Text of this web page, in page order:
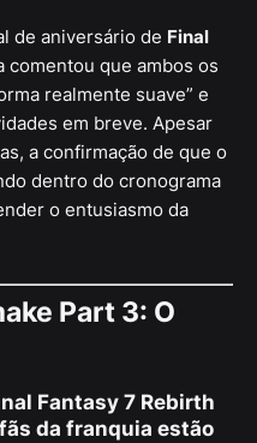
de aniversário de Final
comentou que ambos os
realmente suave” e
em breve. Apesar
a confirmação de que o
dentro do cronograma
o entusiasmo da
Part 3: O
Fantasy 7 Rebirth
da franquia estão